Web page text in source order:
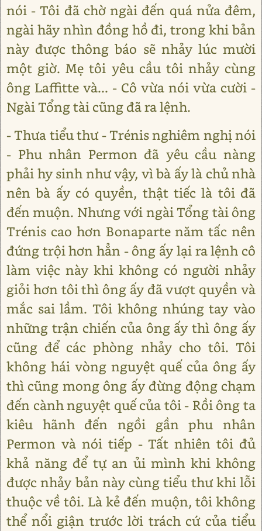
nói - Tôi đã chờ ngài đến quá nửa đêm,
ngài hãy nhìn đồng hồ đi, trong khi bản
này được thông báo sẽ nhảy lúc mười
một giờ. Mẹ tôi yêu cầu tôi nhảy cùng
ông Laffitte và... - Cô vừa nói vừa cười -
Ngài Tổng tài cũng đã ra lệnh.
- Thưa tiểu thư - Trénis nghiêm nghị nói
- Phu nhân Permon đã yêu cầu nàng
phải hy sinh như vậy, vì bà ấy là chủ nhà
nên bà ấy có quyền, thật tiếc là tôi đã
đến muộn. Nhưng với ngài Tổng tài ông
Trénis cao hơn Bonaparte năm tấc nên
đứng trội hơn hẳn - ông ấy lại ra lệnh cô
làm việc này khi không có người nhảy
giỏi hơn tôi thì ông ấy đã vượt quyền và
mắc sai lầm. Tôi không nhúng tay vào
những trận chiến của ông ấy thì ông ấy
cũng để các phòng nhảy cho tôi. Tôi
không hái vòng nguyệt quế của ông ấy
thì cũng mong ông ấy đừng động chạm
đến cành nguyệt quế của tôi - Rồi ông ta
kiêu hãnh đến ngồi gần phu nhân
Permon và nói tiếp - Tất nhiên tôi đủ
khả năng để tự an ủi mình khi không
được nhảy bản này cùng tiểu thư khi lỗi
thuộc về tôi. Là kẻ đến muộn, tôi không
thể nổi giận trước lời trách cứ của tiểu